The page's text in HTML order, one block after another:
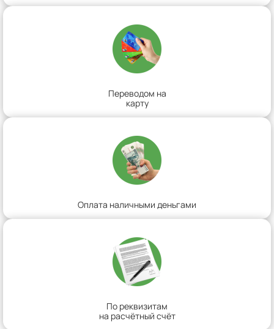
Переводом на
карту
Оплата наличными деньгами
По реквизитам
на расчётный счёт